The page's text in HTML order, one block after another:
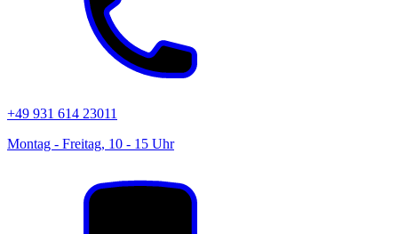
+49 931 614 23011
Montag - Freitag, 10 - 15 Uhr